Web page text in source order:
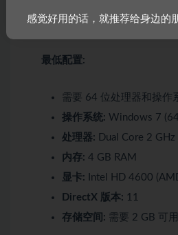
SteamOS + Linux
最低配置:
需要 64 位处理器和操作
操作系统: Windows 7
处理器: Dual Core 2 GHz
内存: 4 GB RAM
显卡: Intel HD 4600
DirectX 版本: 11
存储空间: 需要 2 GB 可
感觉好用的话，就推荐给身边的